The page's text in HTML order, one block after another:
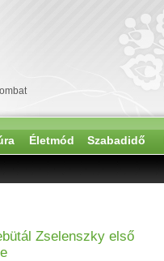
Életmód Szabadidő
Zselenszky első